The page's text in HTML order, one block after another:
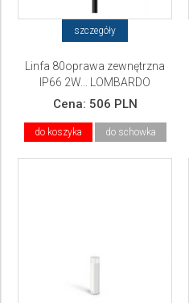
szczegóły
Linfa 80oprawa zewnętrzna
IP66 2W... LOMBARDO
Cena: 506 PLN
do koszyka do schowka